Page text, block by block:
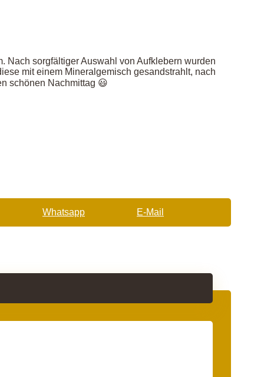
Nach sorgfältiger Auswahl von Aufklebern wurden
mit einem Mineralgemisch gesandstrahlt, nach
schönen Nachmittag 😃
Whatsapp E-Mail